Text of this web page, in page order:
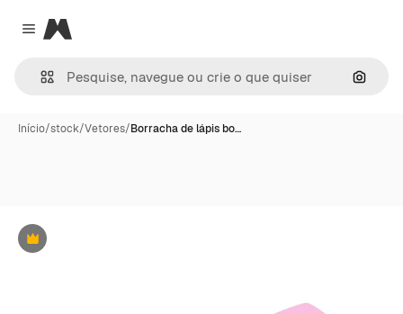
Close menu
Magnific
Início/stock/Vetores/Borracha de lápis bo…
Premium